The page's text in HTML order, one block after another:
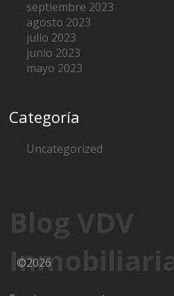
septiembre 2023
agosto 2023
julio 2023
junio 2023
mayo 2023
Categoría
Uncategorized
Blog VDV
Inmobiliaria
©2026